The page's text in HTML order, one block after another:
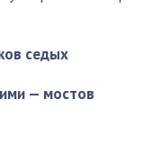
седых
— мостов